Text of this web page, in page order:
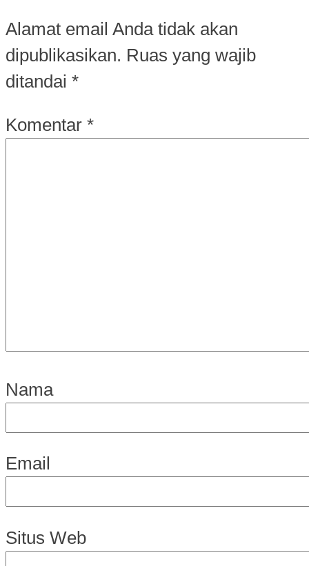
Alamat email Anda tidak akan
dipublikasikan. Ruas yang wajib
ditandai *
Komentar *
Nama
Email
Situs Web